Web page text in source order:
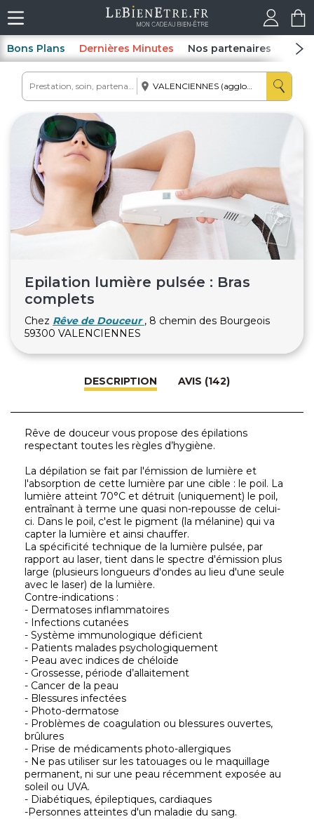
Bons Plans Dernières Minutes Nos partenaires Spas
Epilation lumière pulsée : Bras
complets
Chez Rêve de Douceur , 8 chemin des Bourgeois
59300 VALENCIENNES
DESCRIPTION AVIS (142)
Rêve de douceur vous propose des épilations
respectant toutes les règles d’hygiène.
La dépilation se fait par l'émission de lumière et
l'absorption de cette lumière par une cible : le poil. La
lumière atteint 70°C et détruit (uniquement) le poil,
entraînant à terme une quasi non-repousse de celui-
ci. Dans le poil, c'est le pigment (la mélanine) qui va
capter la lumière et ainsi chauffer.
La spécificité technique de la lumière pulsée, par
rapport au laser, tient dans le spectre d'émission plus
large (plusieurs longueurs d'ondes au lieu d'une seule
avec le laser) de la lumière.
Contre-indications :
- Dermatoses inflammatoires
- Infections cutanées
- Système immunologique déficient
- Patients malades psychologiquement
- Peau avec indices de chéloïde
- Grossesse, période d’allaitement
- Cancer de la peau
- Blessures infectées
- Photo-dermatose
- Problèmes de coagulation ou blessures ouvertes,
brûlures
- Prise de médicaments photo-allergiques
- Ne pas utiliser sur les tatouages ou le maquillage
permanent, ni sur une peau récemment exposée au
soleil ou UVA.
- Diabétiques, épileptiques, cardiaques
-Personnes atteintes d'un maladie du sang.